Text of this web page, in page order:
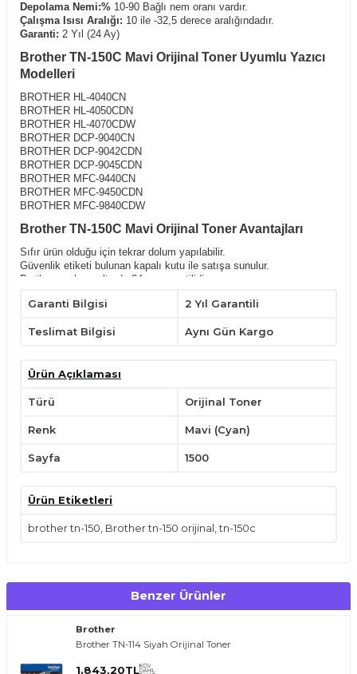
Depolama Nemi:% 10-90 Bağlı nem oranı vardır.
Çalışma Isısı Aralığı: 10 ile -32,5 derece aralığındadır.
Garanti: 2 Yıl (24 Ay)
Brother TN-150C Mavi Orijinal Toner Uyumlu Yazıcı
Modelleri
BROTHER HL-4040CN
BROTHER HL-4050CDN
BROTHER HL-4070CDW
BROTHER DCP-9040CN
BROTHER DCP-9042CDN
BROTHER DCP-9045CDN
BROTHER MFC-9440CN
BROTHER MFC-9450CDN
BROTHER MFC-9840CDW
Brother TN-150C Mavi Orijinal Toner Avantajları
Sıfır ürün olduğu için tekrar dolum yapılabilir.
Güvenlik etiketi bulunan kapalı kutu ile satışa sunulur.
Brother markası altında 24 ay garantilidir.
İpuçları ve Önlemler
Silindirlerin yüzeyine dokunmayın.
Serin ve kuru yerde tutun.
Yatay konumda tutarak,kullanımdan önce hafifçe çalkalayın.
Çocukların ulaşabileceği yerlerden uzak tutunuz.
Garanti Bilgisi 2 Yıl Garantili
Teslimat Bilgisi Aynı Gün Kargo
Ürün Açıklaması
Türü Orijinal Toner
Renk Mavi (Cyan)
Sayfa 1500
Ürün Etiketleri
brother tn-150 Brother tn-150 orijinal ,tn-150c
Benzer Ürünler
Brother
Brother TN-114 Siyah Orijinal Toner
1.843,20TLKDV
DAHİL